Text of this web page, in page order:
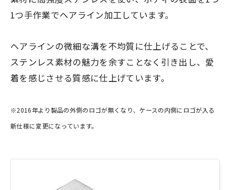
1つ手作業でヘアライン加工しています。
ヘアラインの微細な溝を不均質に仕上げることで、
ステンレス素材の魅力を余すことなく引き出し、愛
着を感じさせる質感に仕上げています。
※2016年より製品の外側のロゴが無くなり、ケースの内側にロゴが入る
新仕様に変更になっています。